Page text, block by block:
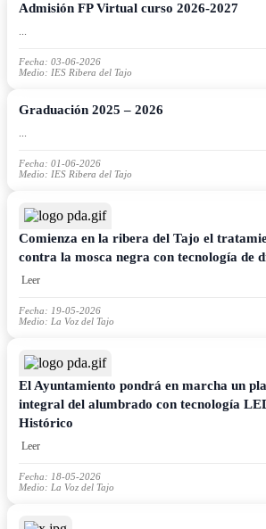
Admisión FP Virtual curso 2026‑2027
...
Fecha: 03-06-2026
Medio: IES Ribera del Tajo
Graduación 2025 – 2026
...
Fecha: 01-06-2026
Medio: IES Ribera del Tajo
Comienza en la ribera del Tajo el
contra la mosca negra con tecnología de
Leer
Fecha: 19-05-2026
Medio: La Voz del Tajo
El Ayuntamiento pondrá en marcha un
integral del alumbrado con tecnología
Histórico
Leer
Fecha: 18-05-2026
Medio: La Voz del Tajo